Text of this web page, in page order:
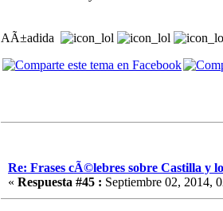
AÃ±adida
Re: Frases cÃ©lebres sobre Castilla y
« Respuesta #45 : Septiembre 02, 2014,